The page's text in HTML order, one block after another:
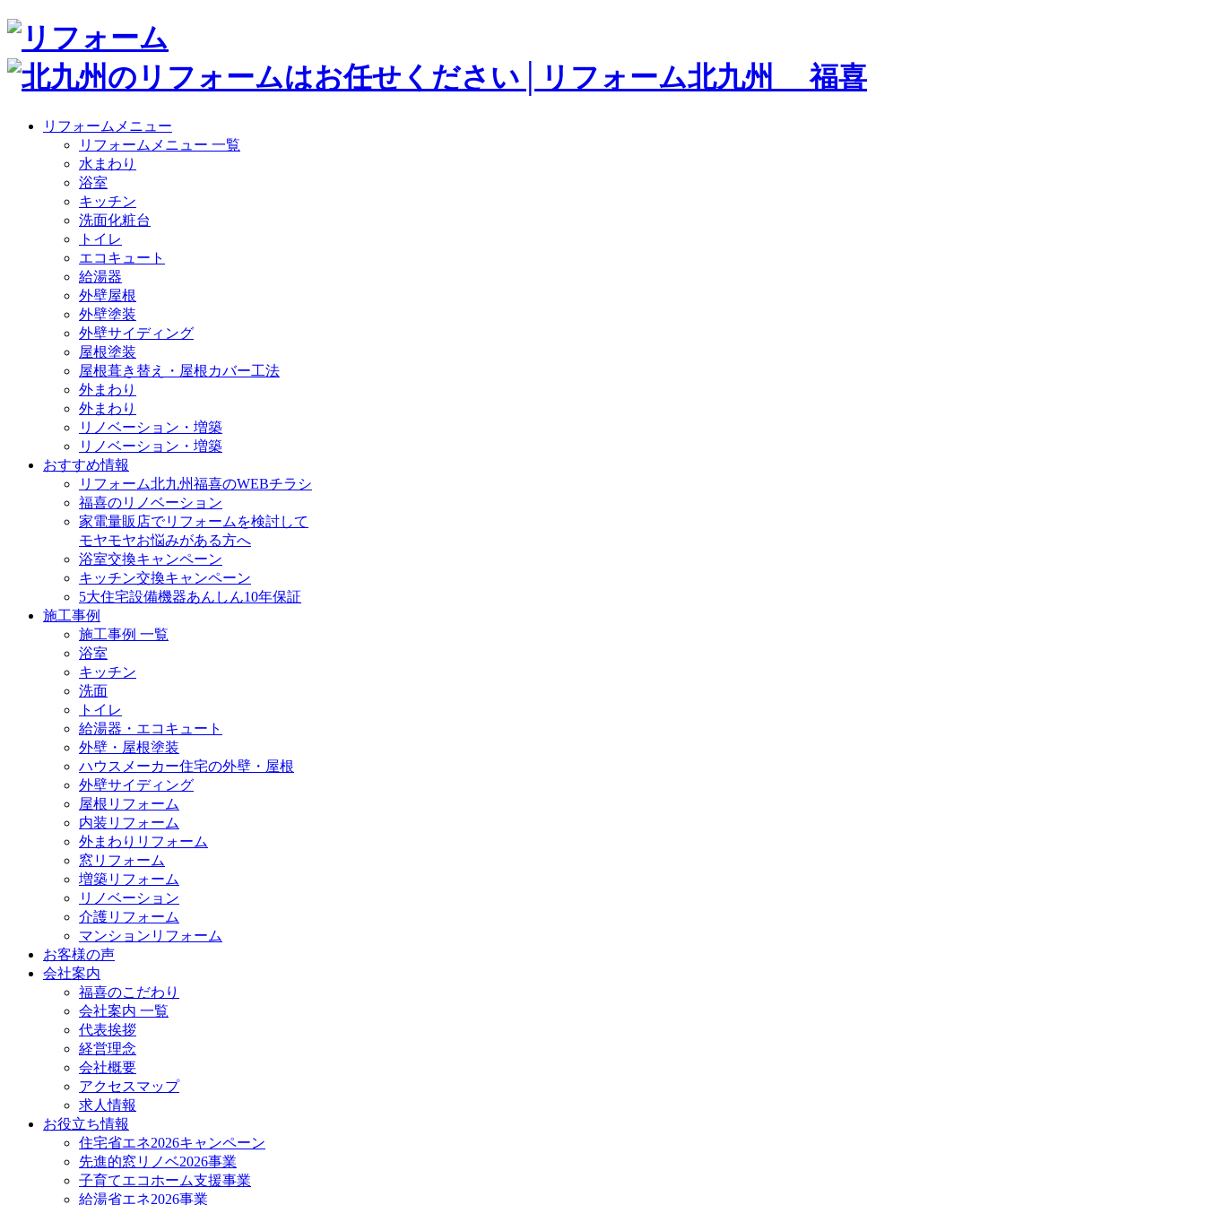
リフォームメニュー
リフォームメニュー 一覧
水まわり
浴室
キッチン
洗面化粧台
トイレ
エコキュート
給湯器
外壁屋根
外壁塗装
外壁サイディング
屋根塗装
屋根葺き替え・屋根カバー工法
外まわり
外まわり
リノベーション・増築
リノベーション・増築
おすすめ情報
リフォーム北九州福喜のWEBチラシ
福喜のリノベーション
家電量販店でリフォームを検討して
モヤモヤお悩みがある方へ
浴室交換キャンペーン
キッチン交換キャンペーン
5大住宅設備機器あんしん10年保証
施工事例
施工事例 一覧
浴室
キッチン
洗面
トイレ
給湯器・エコキュート
外壁・屋根塗装
ハウスメーカー住宅の外壁・屋根
外壁サイディング
屋根リフォーム
内装リフォーム
外まわりリフォーム
窓リフォーム
増築リフォーム
リノベーション
介護リフォーム
マンションリフォーム
お客様の声
会社案内
福喜のこだわり
会社案内 一覧
代表挨拶
経営理念
会社概要
アクセスマップ
求人情報
お役立ち情報
住宅省エネ2026キャンペーン
先進的窓リノベ2026事業
子育てエコホーム支援事業
給湯省エネ2026事業